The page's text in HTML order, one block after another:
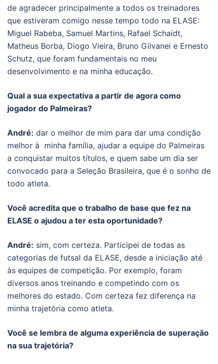
de agradecer principalmente a todos os treinadores
que estiveram comigo nesse tempo todo na ELASE:
Miguel Rabeba, Samuel Martins, Rafael Schaidt,
Matheus Borba, Diogo Vieira, Bruno Gilvanei e Ernesto
Schutz, que foram fundamentais no meu
desenvolvimento e na minha educação.
Qual a sua expectativa a partir de agora como
jogador do Palmeiras?
André: dar o melhor de mim para dar uma condição
melhor à minha família, ajudar a equipe do Palmeiras
a conquistar muitos títulos, e quem sabe um dia ser
convocado para a Seleção Brasileira, que é o sonho de
todo atleta.
Você acredita que o trabalho de base que fez na
ELASE o ajudou a ter esta oportunidade?
André: sim, com certeza. Participei de todas as
categorias de futsal da ELASE, desde a iniciação até
às equipes de competição. Por exemplo, foram
diversos anos treinando e competindo com os
melhores do estado. Com certeza fez diferença na
minha trajetória como atleta.
Você se lembra de alguma experiência de superação
na sua trajetória?